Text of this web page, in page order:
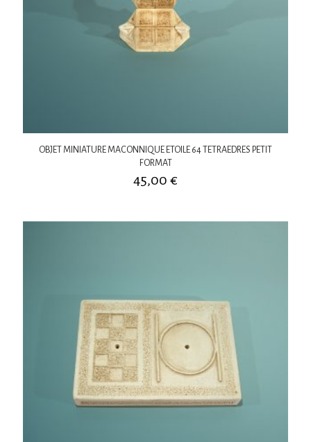
OBJET MINIATURE MACONNIQUE ETOILE 64 TETRAEDRES PETIT
FORMAT
45,00 €